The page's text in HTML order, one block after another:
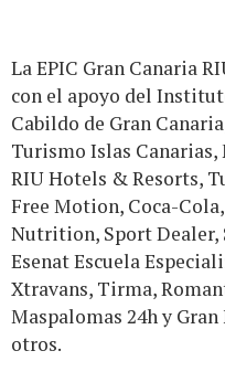
La EPIC Gran Canaria
con el apoyo del
Cabildo de Gran
Turismo Islas Canarias,
RIU Hotels & Resorts,
Free Motion, Coca-
Nutrition, Sport Dealer,
Esenat Escuela
Xtravans, Tirma,
Maspalomas 24h y
otros.